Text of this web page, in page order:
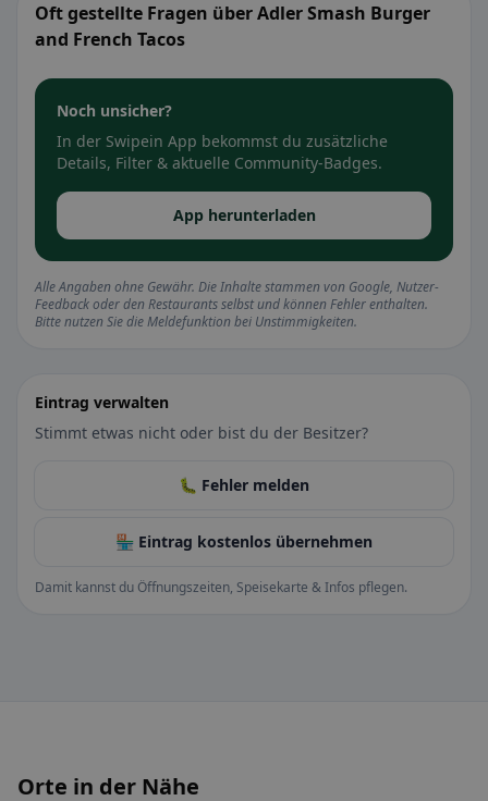
Oft gestellte Fragen über Adler Smash Burger
and French Tacos
Noch unsicher?
In der Swipein App bekommst du zusätzliche
Details, Filter & aktuelle Community-Badges.
App herunterladen
Alle Angaben ohne Gewähr. Die Inhalte stammen von Google, Nutzer-
Feedback oder den Restaurants selbst und können Fehler enthalten.
Bitte nutzen Sie die Meldefunktion bei Unstimmigkeiten.
Eintrag verwalten
Stimmt etwas nicht oder bist du der Besitzer?
🐛 Fehler melden
🏪 Eintrag kostenlos übernehmen
Damit kannst du Öffnungszeiten, Speisekarte & Infos pflegen.
Orte in der Nähe